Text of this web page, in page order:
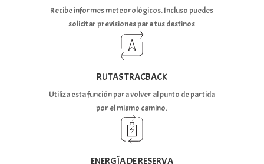
Recibe informes meteorológicos. Incluso puedes
solicitar previsiones para tus destinos
RUTAS TRACBACK
Utiliza esta función para volver al punto de partida
por el mismo camino.
ENERGÍA DE RESERVA